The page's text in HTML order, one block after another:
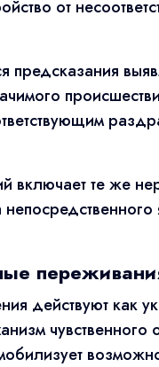
от
те же
действуют как
чувственного